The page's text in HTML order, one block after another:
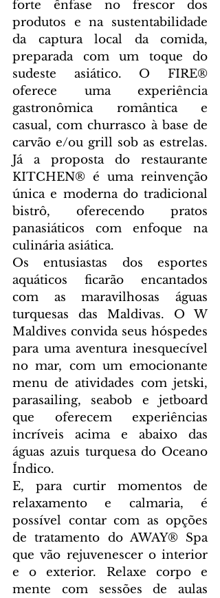
forte ênfase no frescor dos
produtos e na sustentabilidade
da captura local da comida,
preparada com um toque do
sudeste asiático. O FIRE®
oferece uma experiência
gastronômica romântica e
casual, com churrasco à base de
carvão e/ou grill sob as estrelas.
Já a proposta do restaurante
KITCHEN® é uma reinvenção
única e moderna do tradicional
bistrô, oferecendo pratos
panasiáticos com enfoque na
culinária asiática.
Os entusiastas dos esportes
aquáticos ficarão encantados
com as maravilhosas águas
turquesas das Maldivas. O W
Maldives convida seus hóspedes
para uma aventura inesquecível
no mar, com um emocionante
menu de atividades com jetski,
parasailing, seabob e jetboard
que oferecem experiências
incríveis acima e abaixo das
águas azuis turquesa do Oceano
Índico.
E, para curtir momentos de
relaxamento e calmaria, é
possível contar com as opções
de tratamento do AWAY® Spa
que vão rejuvenescer o interior
e o exterior. Relaxe corpo e
mente com sessões de aulas